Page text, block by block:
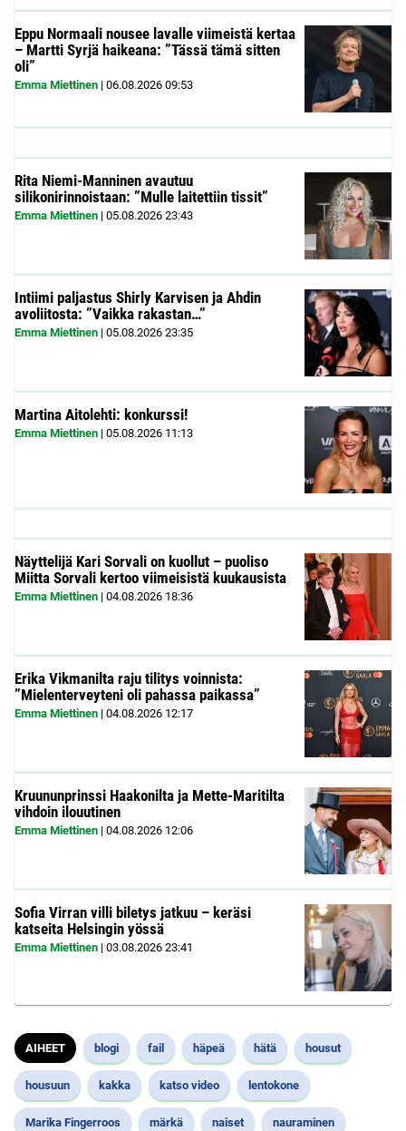
Eppu Normaali nousee lavalle viimeistä kertaa
– Martti Syrjä haikeana: ”Tässä tämä sitten
oli”
Emma Miettinen | 06.08.2026 09:53
Rita Niemi-Manninen avautuu
silikonirinnoistaan: ”Mulle laitettiin tissit”
Emma Miettinen | 05.08.2026 23:43
Intiimi paljastus Shirly Karvisen ja Ahdin
avoliitosta: ”Vaikka rakastan…”
Emma Miettinen | 05.08.2026 23:35
Martina Aitolehti: konkurssi!
Emma Miettinen | 05.08.2026 11:13
Näyttelijä Kari Sorvali on kuollut – puoliso
Miitta Sorvali kertoo viimeisistä kuukausista
Emma Miettinen | 04.08.2026 18:36
Erika Vikmanilta raju tilitys voinnista:
”Mielenterveyteni oli pahassa paikassa”
Emma Miettinen | 04.08.2026 12:17
Kruununprinssi Haakonilta ja Mette-Maritilta
vihdoin ilouutinen
Emma Miettinen | 04.08.2026 12:06
Sofia Virran villi biletys jatkuu – keräsi
katseita Helsingin yössä
Emma Miettinen | 03.08.2026 23:41
AIHEET blogi fail häpeä hätä housut
housuun kakka katso video lentokone
Marika Fingerroos märkä naiset nauraminen